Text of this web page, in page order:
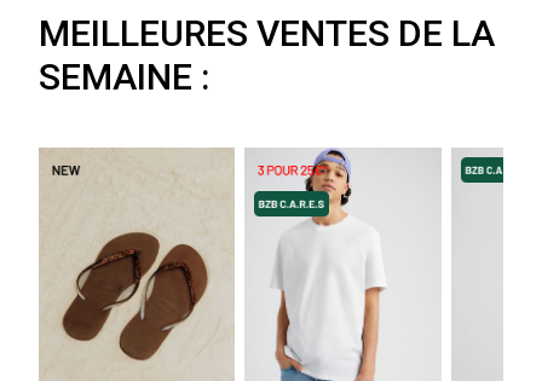
MEILLEURES VENTES DE LA
SEMAINE :